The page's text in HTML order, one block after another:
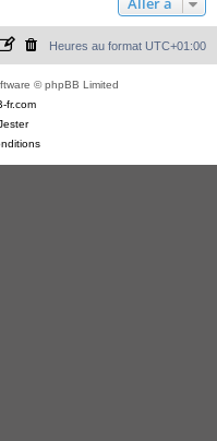
Heures au format UTC+01:00
© phpBB Limited
fr.com